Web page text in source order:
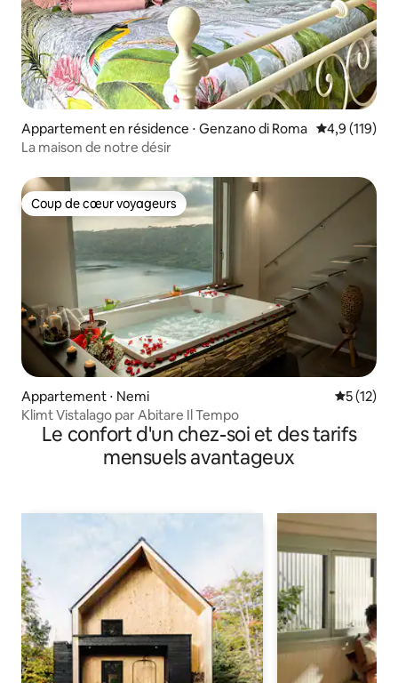
Appartement en résidence ⋅ Genzano di Roma Évaluation
4,9 (119)
La maison de notre désir
Coup de cœur voyageurs
Coup de cœur voyageurs
Appartement ⋅ Nemi
5 (12)
Klimt Vistalago par Abitare Il Tempo
Le confort d'un chez-soi et des tarifs
mensuels avantageux